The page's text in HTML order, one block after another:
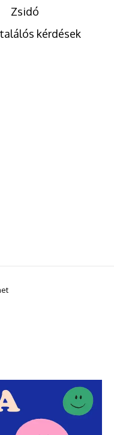
Zsidó
kérdések